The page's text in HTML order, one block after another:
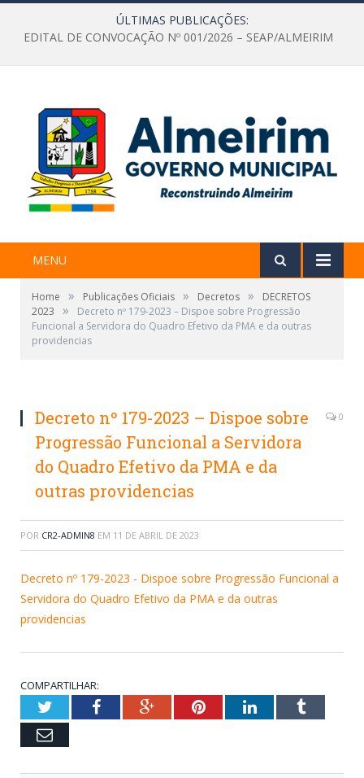
ÚLTIMAS PUBLICAÇÕES:
EDITAL DE CONVOCAÇÃO Nº 001/2026 – SEAP/ALMEIRIM
MENU
Home » Publicações Oficiais » Decretos »
DECRETOS
2023
»
Decreto nº 179-2023 – Dispoe sobre Progressão
Funcional a Servidora do Quadro Efetivo da PMA e da outras
providencias
Decreto nº 179-2023 – Dispoe sobre
Progressão Funcional a Servidora
do Quadro Efetivo da PMA e da
outras providencias
0
POR CR2-ADMIN8 EM 11 DE ABRIL DE 2023
Decreto nº 179-2023 - Dispoe sobre Progressão Funcional a
Servidora do Quadro Efetivo da PMA e da outras
providencias
COMPARTILHAR:
TwitterFacebookGoogle+PinterestLinkedInTumblr
Email